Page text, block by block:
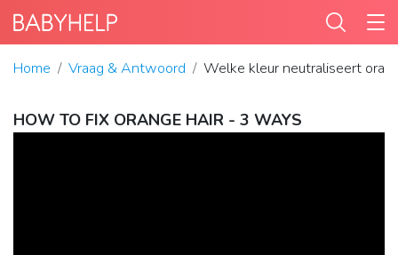
Home Vraag & Antwoord Welke kleur neutraliseert
HOW TO FIX ORANGE HAIR - 3 WAYS